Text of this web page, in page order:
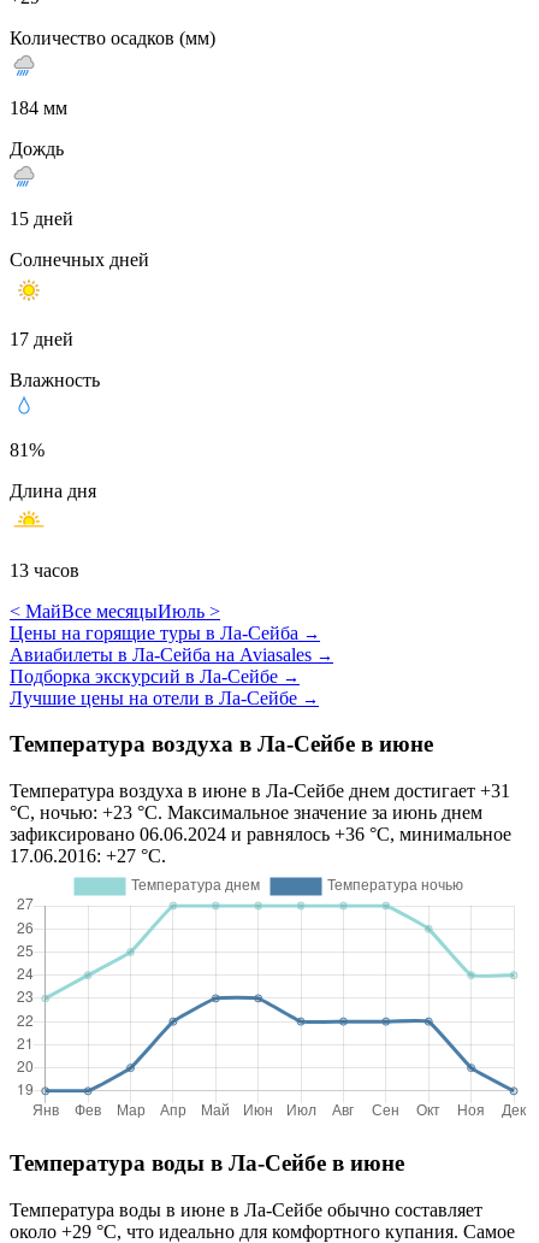
Количество осадков (мм)
184 мм
Дождь
15 дней
Солнечных дней
17 дней
Влажность
81%
Длина дня
13 часов
< МайВсе месяцыИюль >
Цены на горящие туры в Ла-Сейба →
Авиабилеты в Ла-Сейба на Aviasales →
Подборка экскурсий в Ла-Сейбе →
Лучшие цены на отели в Ла-Сейбе →
Температура воздуха в Ла-Сейбе в июне
Температура воздуха в июне в Ла-Сейбе днем достигает +31
°C, ночью: +23 °C. Максимальное значение за июнь днем
зафиксировано 06.06.2024 и равнялось +36 °C, минимальное
17.06.2016: +27 °C.
Температура воды в Ла-Сейбе в июне
Температура воды в июне в Ла-Сейбе обычно составляет
около +29 °C, что идеально для комфортного купания. Самое